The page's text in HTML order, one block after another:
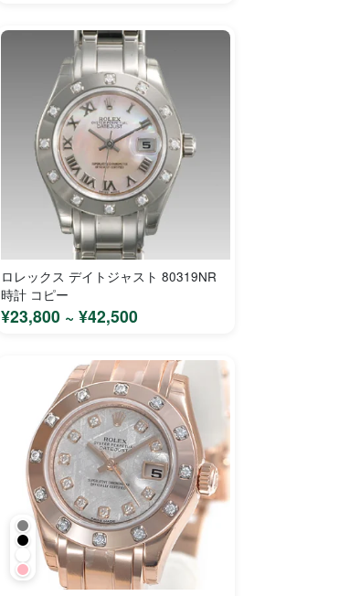
ロレックス デイトジャスト 80319NR
時計 コピー
¥23,800 ~ ¥42,500